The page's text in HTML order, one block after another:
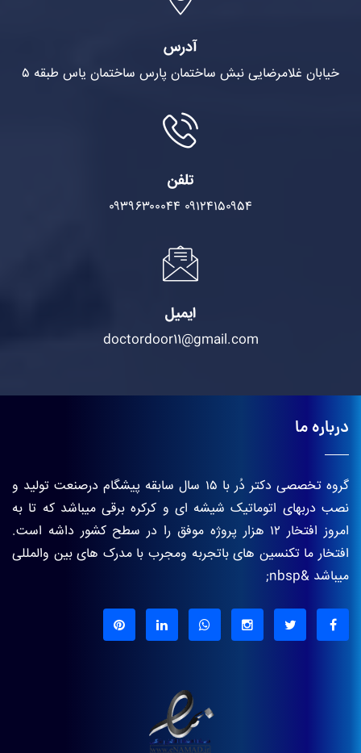
آدرس
خیابان غلامرضایی نبش ساختمان پارس ساختمان یاس طبقه ۵
تلفن
۰۹۱۲۴۱۵۰۹۵۴ ۰۹۳۹۶۳۰۰۰۴۴
ایمیل
doctordoor11@gmail.com
درباره ما
گروه تخصصی دکتر دُر با ۱۵ سال سابقه پیشگام درصنعت تولید و
نصب دربهای اتوماتیک شیشه ای و کرکره برقی میباشد که تا به
امروز افتخار ۱۲ هزار پروژه موفق را در سطح کشور داشه است.
افتخار ما تکنسین های باتجربه ومجرب با مدرک های بین والمللی
میباشد &nbsp;